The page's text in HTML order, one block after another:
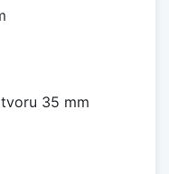
35 mm